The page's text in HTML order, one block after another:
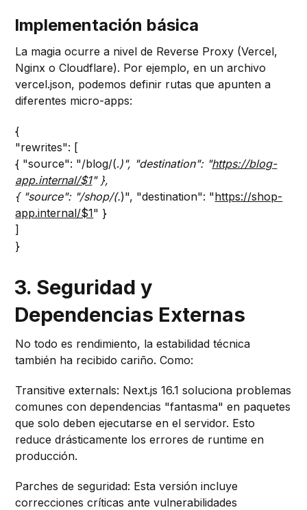
Implementación básica
La magia ocurre a nivel de Reverse Proxy (Vercel,
Nginx o Cloudflare). Por ejemplo, en un archivo
vercel.json, podemos definir rutas que apunten a
diferentes micro-apps:
{
"rewrites": [
{ "source": "/blog/(.)", "destination": "https://blog-
app.internal/$1" },
{ "source": "/shop/(.)", "destination": "https://shop-
app.internal/$1" }
]
}
3. Seguridad y
Dependencias Externas
No todo es rendimiento, la estabilidad técnica
también ha recibido cariño. Como:
Transitive externals: Next.js 16.1 soluciona problemas
comunes con dependencias "fantasma" en paquetes
que solo deben ejecutarse en el servidor. Esto
reduce drásticamente los errores de runtime en
producción.
Parches de seguridad: Esta versión incluye
correcciones críticas ante vulnerabilidades